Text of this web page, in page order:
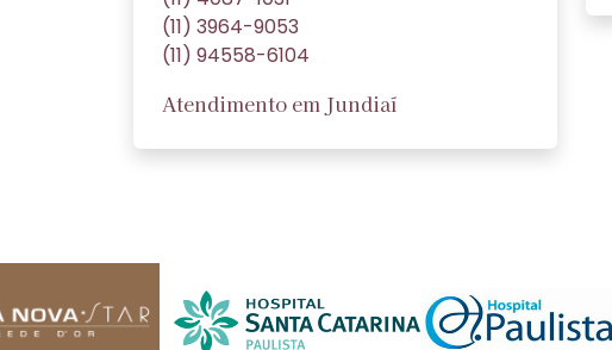
(11) 3964-9053
(11) 94558-6104
Atendimento em Jundiaí